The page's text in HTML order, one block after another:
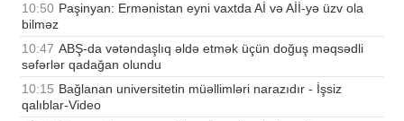
10:50 Paşinyan: Ermənistan eyni vaxtda Aİ və Aİİ-yə üzv ola
bilməz
10:47 ABŞ-da vətəndaşlıq əldə etmək üçün doğuş məqsədli
səfərlər qadağan olundu
10:15 Bağlanan universitetin müəllimləri narazıdır - İşsiz
qalıblar-Video